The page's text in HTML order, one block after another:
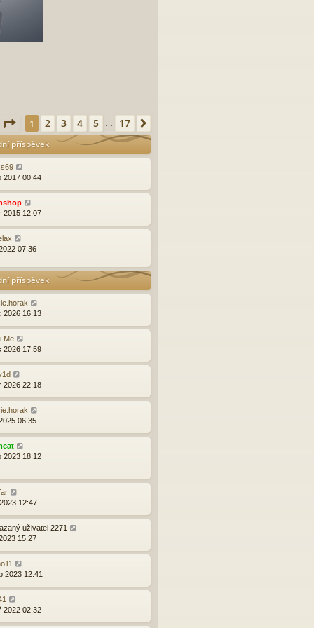
Stránka 1z 17
1 2 3 4 5 … 17
příspěvek
2017 00:44
2015 12:07
07:36
příspěvek
2026 16:13
Me
2026 17:59
2026 22:18
06:35
2023 18:12
12:47
uživatel 2271
15:27
2023 12:41
2022 02:32